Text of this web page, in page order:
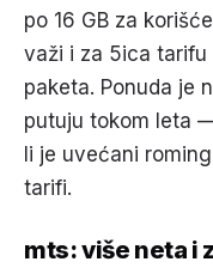
po 16 GB za
važi i za 5ica tarifu
paketa. Ponuda je
putuju tokom leta
li je uvećani
tarifi.
mts: više neta i